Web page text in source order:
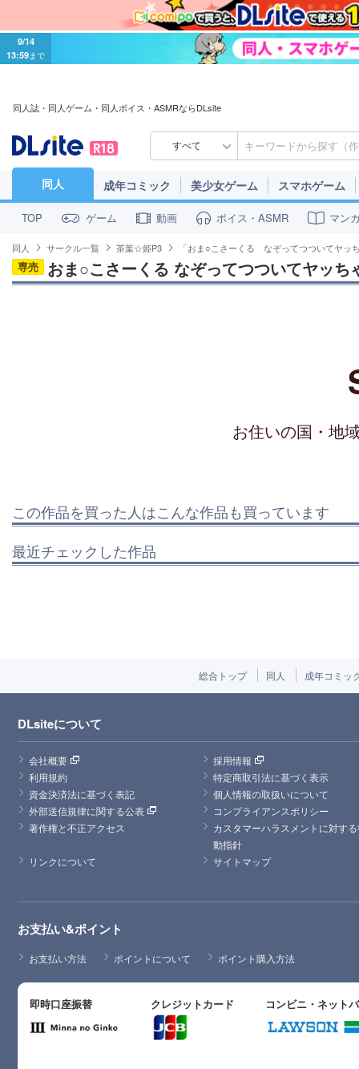
9/14
13:59まで
同人誌・同人ゲーム・同人ボイス・ASMRならDLsite
すべて
同人 成年コミック 美少女ゲーム スマホゲーム
TOP ゲーム 動画 ボイス・ASMR マン
同人 サークル一覧 茶葉☆姫P3 「おま○こさーくる なぞってつついてヤッ
専売 おま○こさーくる なぞってつついてヤッち
お住いの国・地
この作品を買った人はこんな作品も買っています
最近チェックした作品
総合トップ 同人 成年コミッ
DLsiteについて
会社概要
採用情報
利用規約
特定商取引法に基づく表示
資金決済法に基づく表記
個人情報の取扱いについて
外部送信規律に関する公表
コンプライアンスポリシー
著作権と不正アクセス
カスタマーハラスメントに対す
動指針
リンクについて
サイトマップ
お支払い&ポイント
お支払い方法 ポイントについて ポイント購入方法
即時口座振替 クレジットカード コンビニ・ネット